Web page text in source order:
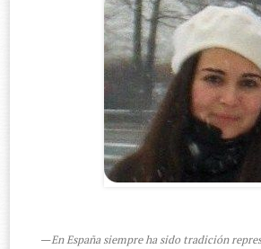
—En España siempre ha sido tradición